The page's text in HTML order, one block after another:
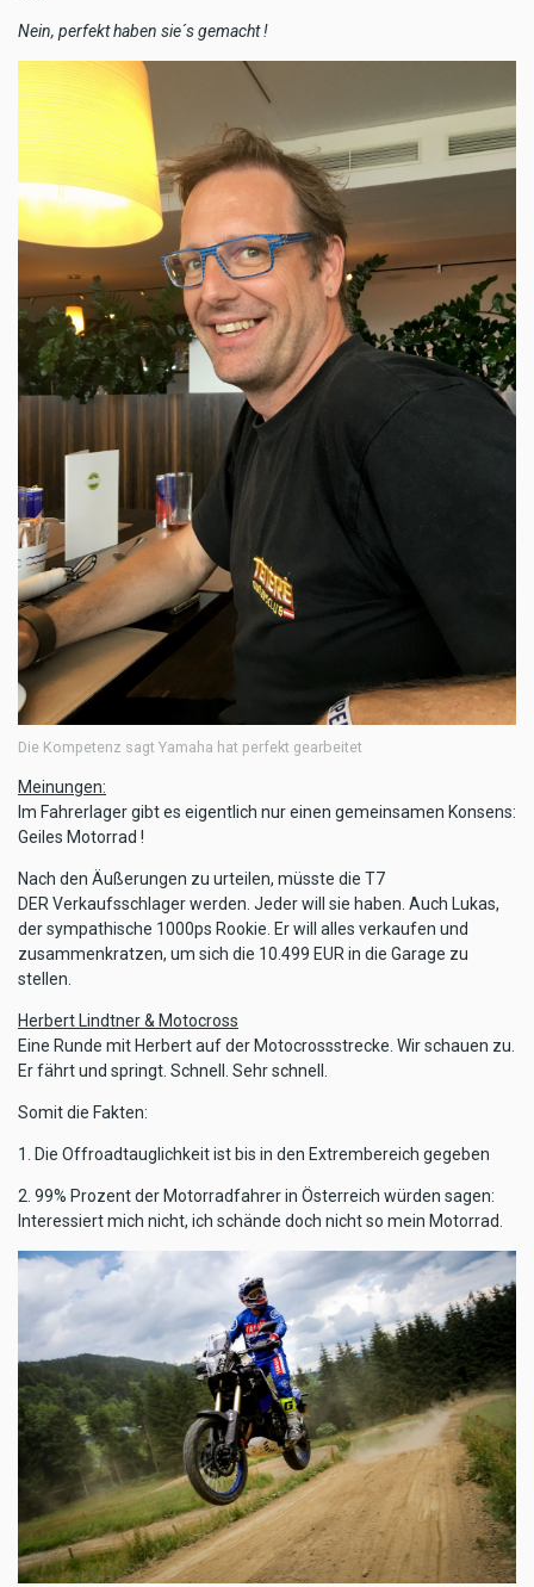
Nein, perfekt haben sie´s gemacht !
Die Kompetenz sagt Yamaha hat perfekt gearbeitet
Meinungen:
Im Fahrerlager gibt es eigentlich nur einen gemeinsamen Konsens:
Geiles Motorrad !
Nach den Äußerungen zu urteilen, müsste die T7
DER Verkaufsschlager werden. Jeder will sie haben. Auch Lukas,
der sympathische 1000ps Rookie. Er will alles verkaufen und
zusammenkratzen, um sich die 10.499 EUR in die Garage zu
stellen.
Herbert Lindtner & Motocross
Eine Runde mit Herbert auf der Motocrossstrecke. Wir schauen zu.
Er fährt und springt. Schnell. Sehr schnell.
Somit die Fakten:
1. Die Offroadtauglichkeit ist bis in den Extrembereich gegeben
2. 99% Prozent der Motorradfahrer in Österreich würden sagen:
Interessiert mich nicht, ich schände doch nicht so mein Motorrad.